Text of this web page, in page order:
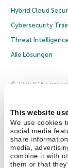
This website
We use cookies
social media
share
media,
combine it with
them or that
Hybrid Cloud
Cybersecurity
Threat Intelligence
Alle Lösungen
© 2026 AO Kaspersky
Kontakt Über uns
Pressemitteilungen
Securelist Eugene